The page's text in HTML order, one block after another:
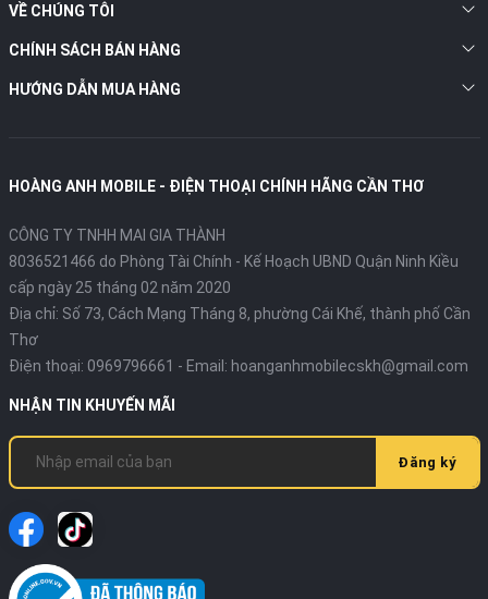
VỀ CHÚNG TÔI
CHÍNH SÁCH BÁN HÀNG
HƯỚNG DẪN MUA HÀNG
HOÀNG ANH MOBILE - ĐIỆN THOẠI CHÍNH HÃNG CẦN THƠ
CÔNG TY TNHH MAI GIA THÀNH
8036521466 do Phòng Tài Chính - Kế Hoạch UBND Quận Ninh Kiều
cấp ngày 25 tháng 02 năm 2020
Địa chỉ: Số 73, Cách Mạng Tháng 8, phường Cái Khế, thành phố Cần
Thơ
Điện thoại: 0969796661 - Email: hoanganhmobilecskh@gmail.com
NHẬN TIN KHUYẾN MÃI
Đăng ký